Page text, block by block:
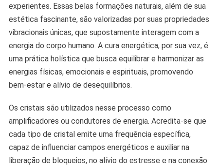
Alma
experientes. Essas belas formações naturais, além de sua
estética fascinante, são valorizadas por suas propriedades
vibracionais únicas, que supostamente interagem com a
energia do corpo humano. A cura energética, por sua vez, é
uma prática holística que busca equilibrar e harmonizar as
energias físicas, emocionais e espirituais, promovendo
bem-estar e alívio de desequilíbrios.
Os cristais são utilizados nesse processo como
amplificadores ou condutores de energia. Acredita-se que
cada tipo de cristal emite uma frequência específica,
capaz de influenciar campos energéticos e auxiliar na
liberação de bloqueios, no alívio do estresse e na conexão